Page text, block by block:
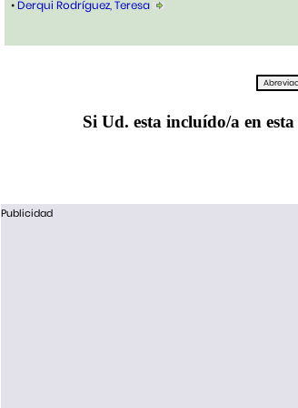
•Derqui Rodríguez, Teresa
Si Ud. esta incluído/a en
Publicidad